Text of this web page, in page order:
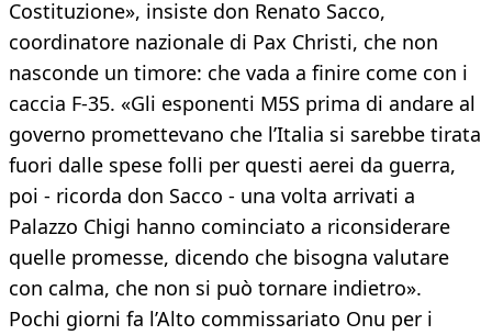
Costituzione», insiste don Renato Sacco,
coordinatore nazionale di Pax Christi, che non
nasconde un timore: che vada a finire come con i
caccia F-35. «Gli esponenti M5S prima di andare al
governo promettevano che l’Italia si sarebbe tirata
fuori dalle spese folli per questi aerei da guerra,
poi - ricorda don Sacco - una volta arrivati a
Palazzo Chigi hanno cominciato a riconsiderare
quelle promesse, dicendo che bisogna valutare
con calma, che non si può tornare indietro».
Pochi giorni fa l’Alto commissariato Onu per i